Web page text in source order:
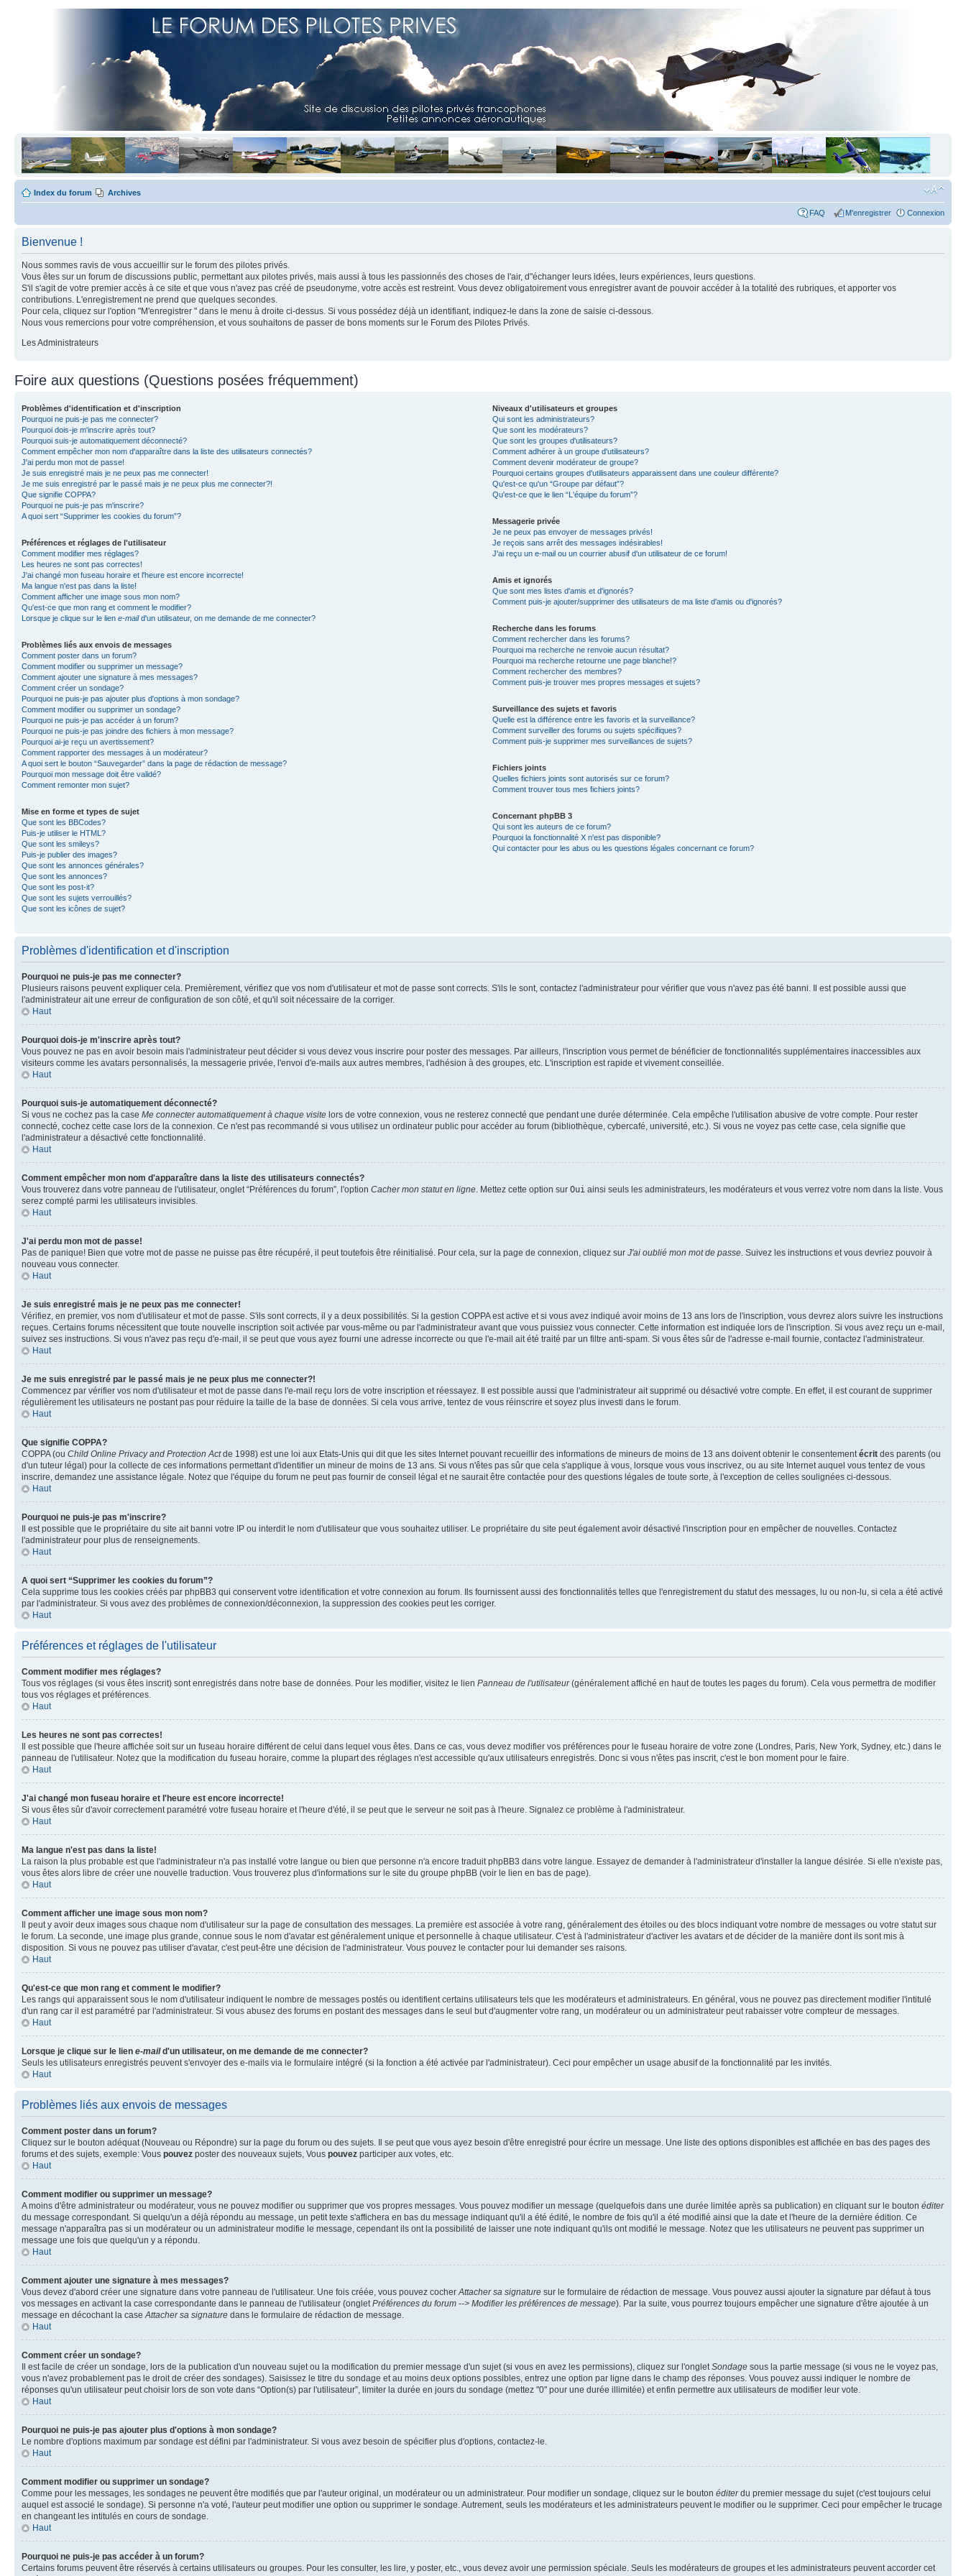
Index du forum Archives
FAQ M'enregistrer Connexion
Bienvenue !
Nous sommes ravis de vous accueillir sur le forum des pilotes privés.
Vous êtes sur un forum de discussions public, permettant aux pilotes privés, mais aussi à tous les passionnés des choses de l'air, d"échanger leurs idées, leurs expériences, leurs questions.
S'il s'agit de votre premier accès à ce site et que vous n'avez pas créé de pseudonyme, votre accès est restreint. Vous devez obligatoirement vous enregistrer avant de pouvoir accéder à la totalité des rubriques, et apporter vos
contributions. L'enregistrement ne prend que quelques secondes.
Pour cela, cliquez sur l'option "M'enregistrer " dans le menu à droite ci-dessus. Si vous possédez déjà un identifiant, indiquez-le dans la zone de saisie ci-dessous.
Nous vous remercions pour votre compréhension, et vous souhaitons de passer de bons moments sur le Forum des Pilotes Privés.
Les Administrateurs
Foire aux questions (Questions posées fréquemment)
Problèmes d'identification et d'inscription
Pourquoi ne puis-je pas me connecter?
Pourquoi dois-je m'inscrire après tout?
Pourquoi suis-je automatiquement déconnecté?
Comment empêcher mon nom d'apparaître dans la liste des utilisateurs connectés?
J'ai perdu mon mot de passe!
Je suis enregistré mais je ne peux pas me connecter!
Je me suis enregistré par le passé mais je ne peux plus me connecter?!
Que signifie COPPA?
Pourquoi ne puis-je pas m'inscrire?
A quoi sert “Supprimer les cookies du forum”?
Préférences et réglages de l'utilisateur
Comment modifier mes réglages?
Les heures ne sont pas correctes!
J'ai changé mon fuseau horaire et l'heure est encore incorrecte!
Ma langue n'est pas dans la liste!
Comment afficher une image sous mon nom?
Qu'est-ce que mon rang et comment le modifier?
Lorsque je clique sur le lien e-maild'un utilisateur, on me demande de me connecter?
Problèmes liés aux envois de messages
Comment poster dans un forum?
Comment modifier ou supprimer un message?
Comment ajouter une signature à mes messages?
Comment créer un sondage?
Pourquoi ne puis-je pas ajouter plus d'options à mon sondage?
Comment modifier ou supprimer un sondage?
Pourquoi ne puis-je pas accéder à un forum?
Pourquoi ne puis-je pas joindre des fichiers à mon message?
Pourquoi ai-je reçu un avertissement?
Comment rapporter des messages à un modérateur?
A quoi sert le bouton “Sauvegarder” dans la page de rédaction de message?
Pourquoi mon message doit être validé?
Comment remonter mon sujet?
Mise en forme et types de sujet
Que sont les BBCodes?
Puis-je utiliser le HTML?
Que sont les smileys?
Puis-je publier des images?
Que sont les annonces générales?
Que sont les annonces?
Que sont les post-it?
Que sont les sujets verrouillés?
Que sont les icônes de sujet?
Niveaux d'utilisateurs et groupes
Qui sont les administrateurs?
Que sont les modérateurs?
Que sont les groupes d'utilisateurs?
Comment adhérer à un groupe d'utilisateurs?
Comment devenir modérateur de groupe?
Pourquoi certains groupes d'utilisateurs apparaissent dans une couleur différente?
Qu'est-ce qu'un “Groupe par défaut”?
Qu'est-ce que le lien “L'équipe du forum”?
Messagerie privée
Je ne peux pas envoyer de messages privés!
Je reçois sans arrêt des messages indésirables!
J'ai reçu un e-mail ou un courrier abusif d'un utilisateur de ce forum!
Amis et ignorés
Que sont mes listes d'amis et d'ignorés?
Comment puis-je ajouter/supprimer des utilisateurs de ma liste d'amis ou d'ignorés?
Recherche dans les forums
Comment rechercher dans les forums?
Pourquoi ma recherche ne renvoie aucun résultat?
Pourquoi ma recherche retourne une page blanche!?
Comment rechercher des membres?
Comment puis-je trouver mes propres messages et sujets?
Surveillance des sujets et favoris
Quelle est la différence entre les favoris et la surveillance?
Comment surveiller des forums ou sujets spécifiques?
Comment puis-je supprimer mes surveillances de sujets?
Fichiers joints
Quelles fichiers joints sont autorisés sur ce forum?
Comment trouver tous mes fichiers joints?
Concernant phpBB 3
Qui sont les auteurs de ce forum?
Pourquoi la fonctionnalité X n'est pas disponible?
Qui contacter pour les abus ou les questions légales concernant ce forum?
Problèmes d'identification et d'inscription
Pourquoi ne puis-je pas me connecter?
Plusieurs raisons peuvent expliquer cela. Premièrement, vérifiez que vos nom d'utilisateur et mot de passe sont corrects. S'ils le sont, contactez l'administrateur pour vérifier que vous n'avez pas été banni. Il est possible aussi que
l'administrateur ait une erreur de configuration de son côté, et qu'il soit nécessaire de la corriger.
Haut
Pourquoi dois-je m'inscrire après tout?
Vous pouvez ne pas en avoir besoin mais l'administrateur peut décider si vous devez vous inscrire pour poster des messages. Par ailleurs, l'inscription vous permet de bénéficier de fonctionnalités supplémentaires inaccessibles aux
visiteurs comme les avatars personnalisés, la messagerie privée, l'envoi d'e-mails aux autres membres, l'adhésion à des groupes, etc. L'inscription est rapide et vivement conseillée.
Haut
Pourquoi suis-je automatiquement déconnecté?
Si vous ne cochez pas la case Me connecter automatiquement à chaque visite lors de votre connexion, vous ne resterez connecté que pendant une durée déterminée. Cela empêche l'utilisation abusive de votre compte. Pour rester
connecté, cochez cette case lors de la connexion. Ce n'est pas recommandé si vous utilisez un ordinateur public pour accéder au forum (bibliothèque, cybercafé, université, etc.). Si vous ne voyez pas cette case, cela signifie que
l'administrateur a désactivé cette fonctionnalité.
Haut
Comment empêcher mon nom d'apparaître dans la liste des utilisateurs connectés?
Vous trouverez dans votre panneau de l'utilisateur, onglet “Préférences du forum”, l'option Cacher mon statut en ligne. Mettez cette option sur Oui ainsi seuls les administrateurs, les modérateurs et vous verrez votre nom dans la liste. Vous
serez compté parmi les utilisateurs invisibles.
Haut
J'ai perdu mon mot de passe!
Pas de panique! Bien que votre mot de passe ne puisse pas être récupéré, il peut toutefois être réinitialisé. Pour cela, sur la page de connexion, cliquez sur J'ai oublié mon mot de passe. Suivez les instructions et vous devriez pouvoir à
nouveau vous connecter.
Haut
Je suis enregistré mais je ne peux pas me connecter!
Vérifiez, en premier, vos nom d'utilisateur et mot de passe. S'ils sont corrects, il y a deux possibilités. Si la gestion COPPA est active et si vous avez indiqué avoir moins de 13 ans lors de l'inscription, vous devrez alors suivre les instructions
reçues. Certains forums nécessitent que toute nouvelle inscription soit activée par vous-même ou par l'administrateur avant que vous puissiez vous connecter. Cette information est indiquée lors de l'inscription. Si vous avez reçu un e-mail,
suivez ses instructions. Si vous n'avez pas reçu d'e-mail, il se peut que vous ayez fourni une adresse incorrecte ou que l'e-mail ait été traité par un filtre anti-spam. Si vous êtes sûr de l'adresse e-mail fournie, contactez l'administrateur.
Haut
Je me suis enregistré par le passé mais je ne peux plus me connecter?!
Commencez par vérifier vos nom d'utilisateur et mot de passe dans l'e-mail reçu lors de votre inscription et réessayez. Il est possible aussi que l'administrateur ait supprimé ou désactivé votre compte. En effet, il est courant de supprimer
régulièrement les utilisateurs ne postant pas pour réduire la taille de la base de données. Si cela vous arrive, tentez de vous réinscrire et soyez plus investi dans le forum.
Haut
Que signifie COPPA?
COPPA (ou Child Online Privacy and Protection Actde 1998) est une loi aux Etats-Unis qui dit que les sites Internet pouvant recueillir des informations de mineurs de moins de 13 ans doivent obtenir le consentementécrit des parents (ou
d'un tuteur légal) pour la collecte de ces informations permettant d'identifier un mineur de moins de 13 ans. Si vous n'êtes pas sûr que cela s'applique à vous, lorsque vous vous inscrivez, ou au site Internet auquel vous tentez de vous
inscrire, demandez une assistance légale. Notez que l'équipe du forum ne peut pas fournir de conseil légal et ne saurait être contactée pour des questions légales de toute sorte, à l'exception de celles soulignées ci-dessous.
Haut
Pourquoi ne puis-je pas m'inscrire?
Il est possible que le propriétaire du site ait banni votre IP ou interdit le nom d'utilisateur que vous souhaitez utiliser. Le propriétaire du site peut également avoir désactivé l'inscription pour en empêcher de nouvelles. Contactez
l'administrateur pour plus de renseignements.
Haut
A quoi sert “Supprimer les cookies du forum”?
Cela supprime tous les cookies créés par phpBB3 qui conservent votre identification et votre connexion au forum. Ils fournissent aussi des fonctionnalités telles que l'enregistrement du statut des messages, lu ou non-lu, si cela a été activé
par l'administrateur. Si vous avez des problèmes de connexion/déconnexion, la suppression des cookies peut les corriger.
Haut
Préférences et réglages de l'utilisateur
Comment modifier mes réglages?
Tous vos réglages (si vous êtes inscrit) sont enregistrés dans notre base de données. Pour les modifier, visitez le lien Panneau de l'utilisateur(généralement affiché en haut de toutes les pages du forum). Cela vous permettra de modifier
tous vos réglages et préférences.
Haut
Les heures ne sont pas correctes!
Il est possible que l'heure affichée soit sur un fuseau horaire différent de celui dans lequel vous êtes. Dans ce cas, vous devez modifier vos préférences pour le fuseau horaire de votre zone (Londres, Paris, New York, Sydney, etc.) dans le
panneau de l'utilisateur. Notez que la modification du fuseau horaire, comme la plupart des réglages n'est accessible qu'aux utilisateurs enregistrés. Donc si vous n'êtes pas inscrit, c'est le bon moment pour le faire.
Haut
J'ai changé mon fuseau horaire et l'heure est encore incorrecte!
Si vous êtes sûr d'avoir correctement paramétré votre fuseau horaire et l'heure d'été, il se peut que le serveur ne soit pas à l'heure. Signalez ce problème à l'administrateur.
Haut
Ma langue n'est pas dans la liste!
La raison la plus probable est que l'administrateur n'a pas installé votre langue ou bien que personne n'a encore traduit phpBB3 dans votre langue. Essayez de demander à l'administrateur d'installer la langue désirée. Si elle n'existe pas,
vous êtes alors libre de créer une nouvelle traduction. Vous trouverez plus d'informations sur le site du groupe phpBB (voir le lien en bas de page).
Haut
Comment afficher une image sous mon nom?
Il peut y avoir deux images sous chaque nom d'utilisateur sur la page de consultation des messages. La première est associée à votre rang, généralement des étoiles ou des blocs indiquant votre nombre de messages ou votre statut sur
le forum. La seconde, une image plus grande, connue sous le nom d'avatar est généralement unique et personnelle à chaque utilisateur. C'est à l'administrateur d'activer les avatars et de décider de la manière dont ils sont mis à
disposition. Si vous ne pouvez pas utiliser d'avatar, c'est peut-être une décision de l'administrateur. Vous pouvez le contacter pour lui demander ses raisons.
Haut
Qu'est-ce que mon rang et comment le modifier?
Les rangs qui apparaissent sous le nom d'utilisateur indiquent le nombre de messages postés ou identifient certains utilisateurs tels que les modérateurs et administrateurs. En général, vous ne pouvez pas directement modifier l'intitulé
d'un rang car il est paramétré par l'administrateur. Si vous abusez des forums en postant des messages dans le seul but d'augmenter votre rang, un modérateur ou un administrateur peut rabaisser votre compteur de messages.
Haut
Lorsque je clique sur le lien e-maild'un utilisateur, on me demande de me connecter?
Seuls les utilisateurs enregistrés peuvent s'envoyer des e-mails via le formulaire intégré (si la fonction a été activée par l'administrateur). Ceci pour empêcher un usage abusif de la fonctionnalité par les invités.
Haut
Problèmes liés aux envois de messages
Comment poster dans un forum?
Cliquez sur le bouton adéquat (Nouveau ou Répondre) sur la page du forum ou des sujets. Il se peut que vous ayez besoin d'être enregistré pour écrire un message. Une liste des options disponibles est affichée en bas des pages des
forums et des sujets, exemple: Vous pouvez poster des nouveaux sujets, Vous pouvez participer aux votes, etc.
Haut
Comment modifier ou supprimer un message?
A moins d'être administrateur ou modérateur, vous ne pouvez modifier ou supprimer que vos propres messages. Vous pouvez modifier un message (quelquefois dans une durée limitée après sa publication) en cliquant sur le bouton éditer
du message correspondant. Si quelqu'un a déjà répondu au message, un petit texte s'affichera en bas du message indiquant qu'il a été édité, le nombre de fois qu'il a été modifié ainsi que la date et l'heure de la dernière édition. Ce
message n'apparaîtra pas si un modérateur ou un administrateur modifie le message, cependant ils ont la possibilité de laisser une note indiquant qu'ils ont modifié le message. Notez que les utilisateurs ne peuvent pas supprimer un
message une fois que quelqu'un y a répondu.
Haut
Comment ajouter une signature à mes messages?
Vous devez d'abord créer une signature dans votre panneau de l'utilisateur. Une fois créée, vous pouvez cocherAttacher sa signature sur le formulaire de rédaction de message. Vous pouvez aussi ajouter la signature par défaut à tous
vos messages en activant la case correspondante dans le panneau de l'utilisateur (ongletPréférences du forum --> Modifier les préférences de message). Par la suite, vous pourrez toujours empêcher une signature d'être ajoutée à un
message en décochant la caseAttacher sa signature dans le formulaire de rédaction de message.
Haut
Comment créer un sondage?
Il est facile de créer un sondage, lors de la publication d'un nouveau sujet ou la modification du premier message d'un sujet (si vous en avez les permissions), cliquez sur l'ongletSondage sous la partie message (si vous ne le voyez pas,
vous n'avez probablement pas le droit de créer des sondages). Saisissez le titre du sondage et au moins deux options possibles, entrez une option par ligne dans le champ des réponses. Vous pouvez aussi indiquer le nombre de
réponses qu'un utilisateur peut choisir lors de son vote dans “Option(s) par l'utilisateur”, limiter la durée en jours du sondage (mettez "0" pour une durée illimitée) et enfin permettre aux utilisateurs de modifier leur vote.
Haut
Pourquoi ne puis-je pas ajouter plus d'options à mon sondage?
Le nombre d'options maximum par sondage est défini par l'administrateur. Si vous avez besoin de spécifier plus d'options, contactez-le.
Haut
Comment modifier ou supprimer un sondage?
Comme pour les messages, les sondages ne peuvent être modifiés que par l'auteur original, un modérateur ou un administrateur. Pour modifier un sondage, cliquez sur le bouton éditerdu premier message du sujet (c'est toujours celui
auquel est associé le sondage). Si personne n'a voté, l'auteur peut modifier une option ou supprimer le sondage. Autrement, seuls les modérateurs et les administrateurs peuvent le modifier ou le supprimer. Ceci pour empêcher le trucage
en changeant les intitulés en cours de sondage.
Haut
Pourquoi ne puis-je pas accéder à un forum?
Certains forums peuvent être réservés à certains utilisateurs ou groupes. Pour les consulter, les lire, y poster, etc., vous devez avoir une permission spéciale. Seuls les modérateurs de groupes et les administrateurs peuvent accorder cet